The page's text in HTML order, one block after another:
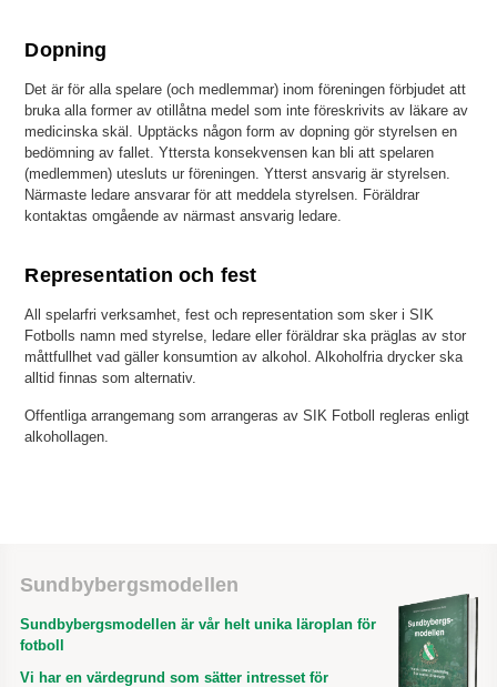
Dopning
Det är för alla spelare (och medlemmar) inom föreningen förbjudet att
bruka alla former av otillåtna medel som inte föreskrivits av läkare av
medicinska skäl. Upptäcks någon form av dopning gör styrelsen en
bedömning av fallet. Yttersta konsekvensen kan bli att spelaren
(medlemmen) utesluts ur föreningen. Ytterst ansvarig är styrelsen.
Närmaste ledare ansvarar för att meddela styrelsen. Föräldrar
kontaktas omgående av närmast ansvarig ledare.
Representation och fest
All spelarfri verksamhet, fest och representation som sker i SIK
Fotbolls namn med styrelse, ledare eller föräldrar ska präglas av stor
måttfullhet vad gäller konsumtion av alkohol. Alkoholfria drycker ska
alltid finnas som alternativ.
Offentliga arrangemang som arrangeras av SIK Fotboll regleras enligt
alkohollagen.
Sundbybergsmodellen
Sundbybergsmodellen är vår helt unika läroplan för
fotboll
Vi har en värdegrund som sätter intresset för